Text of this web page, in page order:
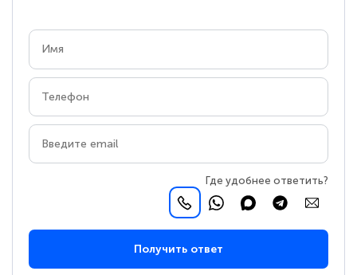
Где удобнее ответить?
Получить ответ